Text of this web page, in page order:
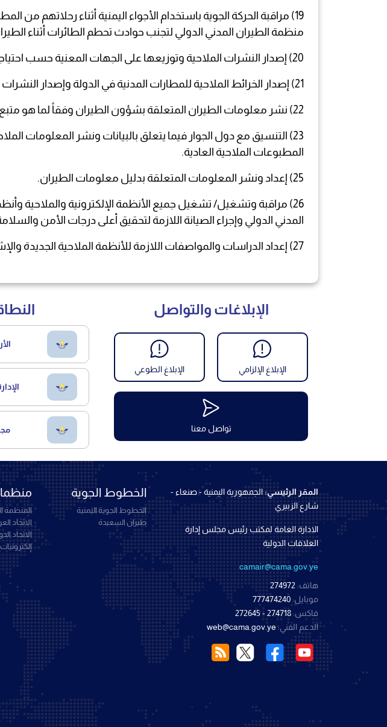
19) مراقبة الحركة الجوية باستخدام الأجواء اليمنية أثناء رحلاتهم
منظمة الطيران المدني الدولي لتجنب حوادث تحطم الطائرات أثناء
20) إصدار النشرات الملاحية وتوزيعها على الجهات المعنية حسب احتياجاتها.
21) إصدار الخرائط الملاحية للمطارات المدنية في الدولة وإصدار النشرات الملاحية المتعلقة بعمليات الطيران داخل الأجواء اليمنية.
22) نشر معلومات الطيران المتعلقة بشؤون الطيران وفقاً لما هو متبع محلياً وإقليمياً ودولياً.
المطبوعات الملاحية العادية.
25) إعداد ونشر المعلومات المتعلقة بدليل معلومات الطيران.
26) مراقبة وتشغيل/ تشغيل جميع الأنظمة الإلكترونية والملاحية
المدني الدولي وإجراء الصيانة اللازمة لتحقيق أعلى درجات الأمن
27) إعداد الدراسات والمواصفات اللازمة للأنظمة الملاحية الجديدة والإشراف على تركيبها
الإبلاغات والتواصل
الإبلاغ الإلزامي الإبلاغ الطوعي
تواصل معنا
المقر الرئيسي:الجمهورية اليمنية - صنعاء -
شارع الزبيري
الادارة العامة لمكتب رئيس مجلس إدارة
العلاقات الدولية
camair@cama.gov.ye
هاتف: 274972
موبايل: 777474240
فاكس: 274718 - 272645
الدعم الفني:web@cama.gov.ye
الخطوط الجوية
الخطوط الجوية اليمنية
طيران السعيدة
المنظمة
الاتحاد
الاتحاد